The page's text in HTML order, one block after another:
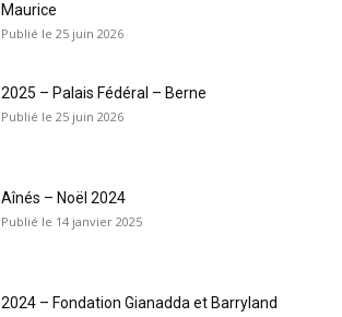
Maurice
25 juin 2026
2025 – Palais Fédéral – Berne
25 juin 2026
Aînés – Noël 2024
14 janvier 2025
2024 – Fondation Gianadda et Barryland